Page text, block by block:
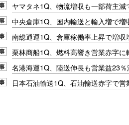
ヤマタネ1Q、物流増収も一部荷主減
中央倉庫1Q、国内輸送と輸入増で増
南総通運1Q、倉庫稼働率上昇で増収
栗林商船1Q、燃料高響き営業赤字に
名港海運1Q、陸送伸長も営業益23％
日本石油輸送1Q、石油輸送赤字で営